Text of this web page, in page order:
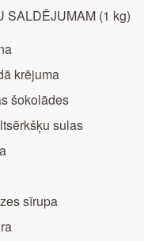
SALDĒJUMAM (1 kg)
krējuma
šokolādes
sulas
sīrupa